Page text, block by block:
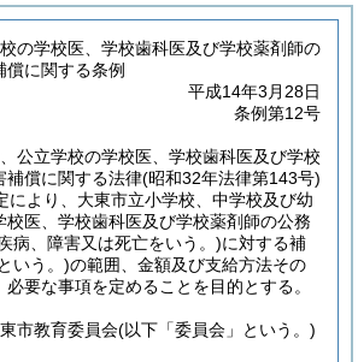
の学校医、学校歯科医及び学校薬剤師の
償に関する条例
平成14年3月28日
条例第12号
公立学校の学校医、学校歯科医及び学校
補償に関する法律(昭和32年法律第143号)
により、大東市立小学校、中学校及び幼
校医、学校歯科医及び学校薬剤師の公務
病、障害又は死亡をいう。)に対する補
いう。)の範囲、金額及び支給方法その
要な事項を定めることを目的とする。
市教育委員会(以下「委員会」という。)